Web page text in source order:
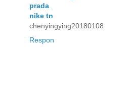
prada
nike tn
chenyingying20180108
Respon